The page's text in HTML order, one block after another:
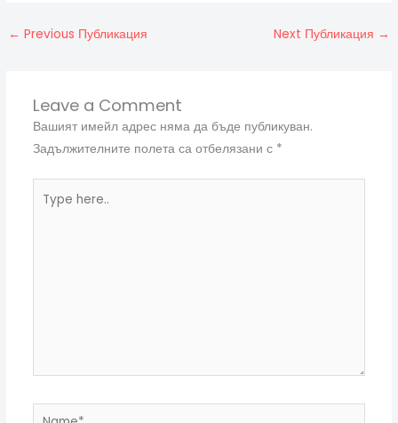
← Previous Публикация Next Публикация →
Leave a Comment
Вашият имейл адрес няма да бъде публикуван.
Задължителните полета са отбелязани с *
here..
Name*